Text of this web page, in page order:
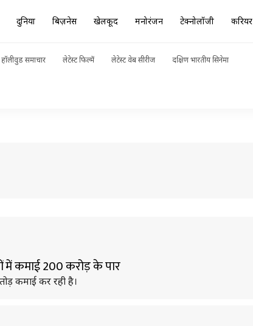
दुनिया बिज़नेस खेलकूद मनोरंजन टेक्नोलॉजी करियर
हॉलीवुड समाचार लेटेस्ट फिल्में लेटेस्ट वेब सीरीज दक्षिण भारतीय सिनेमा
में कमाई 200 करोड़ के पार
कमाई कर रही है।